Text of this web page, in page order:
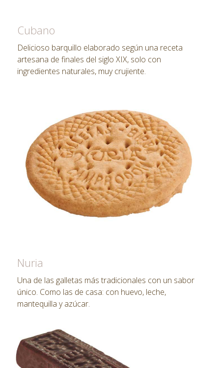
Cubano
Delicioso barquillo elaborado según una receta
artesana de finales del siglo XIX, solo con
ingredientes naturales, muy crujiente.
Nuria
Una de las galletas más tradicionales con un sabor
único. Como las de casa: con huevo, leche,
mantequilla y azúcar.